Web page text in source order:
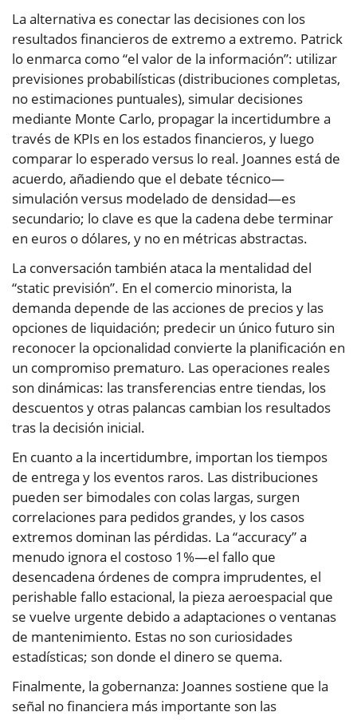
La alternativa es conectar las decisiones con los
resultados financieros de extremo a extremo. Patrick
lo enmarca como “el valor de la información”: utilizar
previsiones probabilísticas (distribuciones completas,
no estimaciones puntuales), simular decisiones
mediante Monte Carlo, propagar la incertidumbre a
través de KPIs en los estados financieros, y luego
comparar lo esperado versus lo real. Joannes está de
acuerdo, añadiendo que el debate técnico—
simulación versus modelado de densidad—es
secundario; lo clave es que la cadena debe terminar
en euros o dólares, y no en métricas abstractas.
La conversación también ataca la mentalidad del
“static previsión”. En el comercio minorista, la
demanda depende de las acciones de precios y las
opciones de liquidación; predecir un único futuro sin
reconocer la opcionalidad convierte la planificación en
un compromiso prematuro. Las operaciones reales
son dinámicas: las transferencias entre tiendas, los
descuentos y otras palancas cambian los resultados
tras la decisión inicial.
En cuanto a la incertidumbre, importan los tiempos
de entrega y los eventos raros. Las distribuciones
pueden ser bimodales con colas largas, surgen
correlaciones para pedidos grandes, y los casos
extremos dominan las pérdidas. La “accuracy” a
menudo ignora el costoso 1%—el fallo que
desencadena órdenes de compra imprudentes, el
perishable fallo estacional, la pieza aeroespacial que
se vuelve urgente debido a adaptaciones o ventanas
de mantenimiento. Estas no son curiosidades
estadísticas; son donde el dinero se quema.
Finalmente, la gobernanza: Joannes sostiene que la
señal no financiera más importante son las